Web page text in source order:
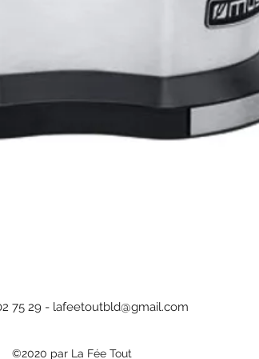
75 29 - lafeetoutbld@gmail.com
©2020 par La Fée Tout